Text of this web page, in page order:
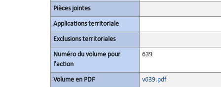
Pièces jointes
Applications territoriale
Exclusions territoriales
Numéro du volume pour
l'action
639
Volume en PDF v639.pdf